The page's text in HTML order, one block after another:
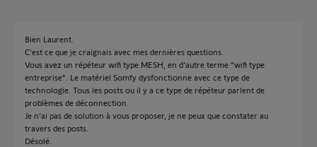
Bien Laurent.
C'est ce que je craignais avec mes dernières questions.
Vous avez un répéteur wifi type MESH, en d'autre terme "wifi type
entreprise". Le matériel Somfy dysfonctionne avec ce type de
technologie. Tous les posts ou il y a ce type de répéteur parlent de
problèmes de déconnection.
Je n'ai pas de solution à vous proposer, je ne peux que constater au
travers des posts.
Désolé.